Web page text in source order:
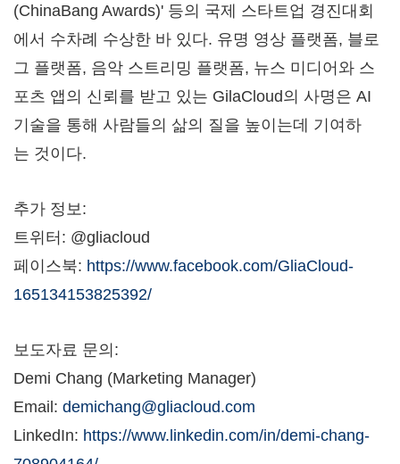
(ChinaBang Awards)' 등의 국제 스타트업 경진대회
에서 수차례 수상한 바 있다. 유명 영상 플랫폼, 블로
그 플랫폼, 음악 스트리밍 플랫폼, 뉴스 미디어와 스
포츠 앱의 신뢰를 받고 있는 GilaCloud의 사명은 AI
기술을 통해 사람들의 삶의 질을 높이는데 기여하
는 것이다.
추가 정보:
트위터: @gliacloud
페이스북: https://www.facebook.com/GliaCloud-
165134153825392/
보도자료 문의:
Demi Chang (Marketing Manager)
Email: demichang@gliacloud.com
LinkedIn: https://www.linkedin.com/in/demi-chang-